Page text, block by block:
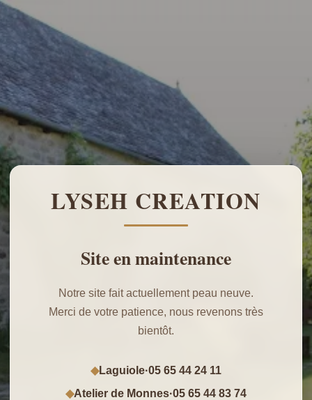
LYSEH CREATION
Site en maintenance
Notre site fait actuellement peau neuve.
Merci de votre patience, nous revenons très
bientôt.
◆Laguiole·05 65 44 24 11
◆Atelier de Monnes·05 65 44 83 74